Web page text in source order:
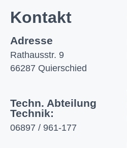
Kontakt
Adresse
Rathausstr. 9
66287 Quierschied
Techn. Abteilung
Technik:
06897 / 961-177